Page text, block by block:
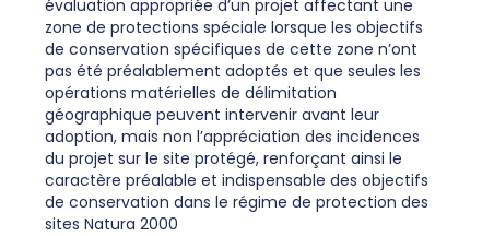
évaluation appropriée d’un projet affectant une
zone de protections spéciale lorsque les objectifs
de conservation spécifiques de cette zone n’ont
pas été préalablement adoptés et que seules les
opérations matérielles de délimitation
géographique peuvent intervenir avant leur
adoption, mais non l’appréciation des incidences
du projet sur le site protégé, renforçant ainsi le
caractère préalable et indispensable des objectifs
de conservation dans le régime de protection des
sites Natura 2000